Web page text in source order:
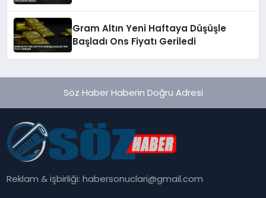
Gram Altın Yeni Haftaya Düşüşle
Başladı Ons Fiyatı Geriledi
Söz Haber Haberin Doğru Adresi
Reklam & işbirliği:habersonuclari@gmail.com